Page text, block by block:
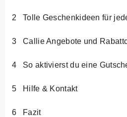
Tolle Geschenkideen für
Callie Angebote und
So aktivierst du eine
Hilfe & Kontakt
Fazit